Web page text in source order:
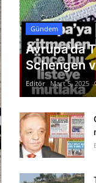
Gündem
Avrupa'da
Schengen
Editör Mart 5, 2025